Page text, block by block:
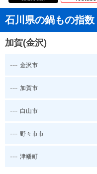
石川県の鍋もの指数
加賀(金沢)
--- 金沢市
--- 加賀市
--- 白山市
--- 野々市市
--- 津幡町